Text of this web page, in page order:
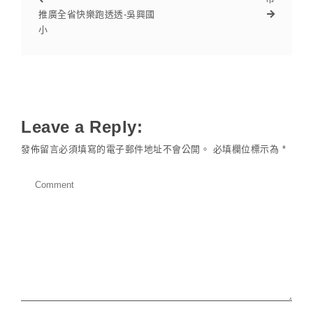
推廣全省快樂跑透透-吳興國
小
Leave a Reply:
發佈留言必須填寫的電子郵件地址不會公開。 必填欄位標示為 *